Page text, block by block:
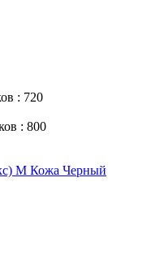
: 720
: 800
M Кожа Черный